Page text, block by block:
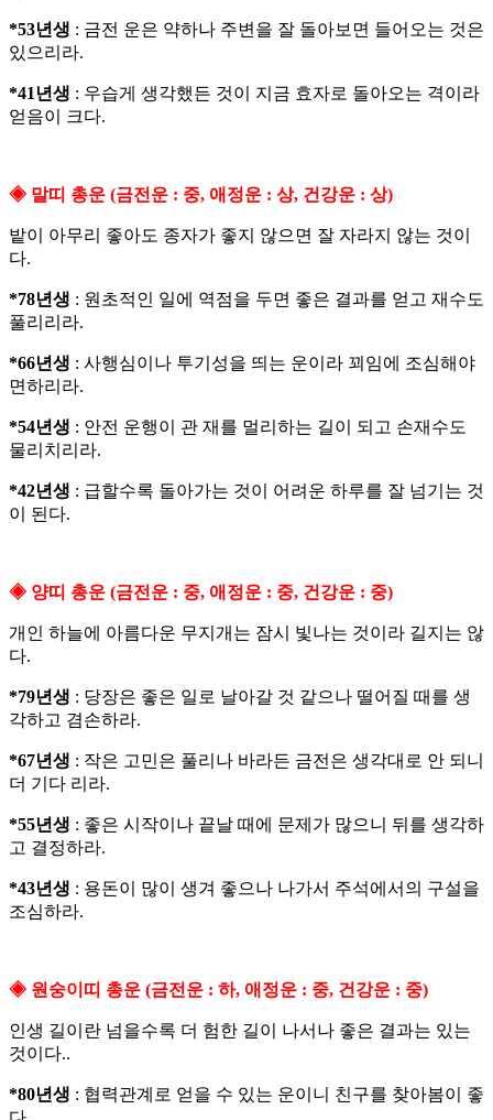
*53년생 : 금전 운은 약하나 주변을 잘 돌아보면 들어오는 것은
있으리라.
*41년생 : 우습게 생각했든 것이 지금 효자로 돌아오는 격이라
얻음이 크다.
◈ 말띠 총운 (금전운 : 중, 애정운 : 상, 건강운 : 상)
밭이 아무리 좋아도 종자가 좋지 않으면 잘 자라지 않는 것이
다.
*78년생 : 원초적인 일에 역점을 두면 좋은 결과를 얻고 재수도
풀리리라.
*66년생 : 사행심이나 투기성을 띄는 운이라 꾀임에 조심해야
면하리라.
*54년생 : 안전 운행이 관 재를 멀리하는 길이 되고 손재수도
물리치리라.
*42년생 : 급할수록 돌아가는 것이 어려운 하루를 잘 넘기는 것
이 된다.
◈ 양띠 총운 (금전운 : 중, 애정운 : 중, 건강운 : 중)
개인 하늘에 아름다운 무지개는 잠시 빛나는 것이라 길지는 않
다.
*79년생 : 당장은 좋은 일로 날아갈 것 같으나 떨어질 때를 생
각하고 겸손하라.
*67년생 : 작은 고민은 풀리나 바라든 금전은 생각대로 안 되니
더 기다 리라.
*55년생 : 좋은 시작이나 끝날 때에 문제가 많으니 뒤를 생각하
고 결정하라.
*43년생 : 용돈이 많이 생겨 좋으나 나가서 주석에서의 구설을
조심하라.
◈ 원숭이띠 총운 (금전운 : 하, 애정운 : 중, 건강운 : 중)
인생 길이란 넘을수록 더 험한 길이 나서나 좋은 결과는 있는
것이다..
*80년생 : 협력관계로 얻을 수 있는 운이니 친구를 찾아봄이 좋